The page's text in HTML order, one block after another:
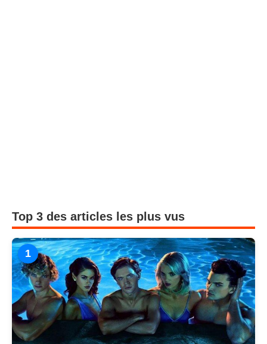
Top 3 des articles les plus vus
1